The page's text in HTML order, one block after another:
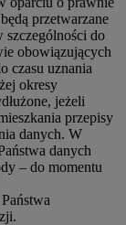
przetwarzane
szczególności do
obowiązujących
czasu uznania
okresy
jeżeli
przepisy
danych. W
danych
– do momentu